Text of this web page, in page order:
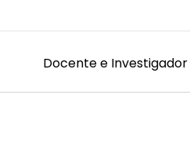
Docente e